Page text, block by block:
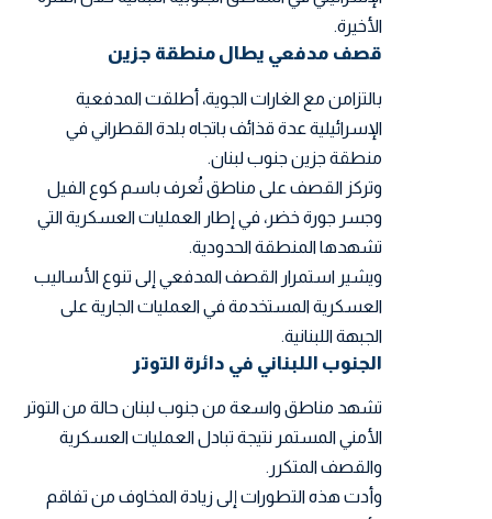
الأخيرة.
قصف مدفعي يطال منطقة جزين
بالتزامن مع الغارات الجوية، أطلقت المدفعية
الإسرائيلية عدة قذائف باتجاه بلدة القطراني في
منطقة جزين جنوب لبنان.
وتركز القصف على مناطق تُعرف باسم كوع الفيل
وجسر جورة خضر، في إطار العمليات العسكرية التي
تشهدها المنطقة الحدودية.
ويشير استمرار القصف المدفعي إلى تنوع الأساليب
العسكرية المستخدمة في العمليات الجارية على
الجبهة اللبنانية.
الجنوب اللبناني في دائرة التوتر
تشهد مناطق واسعة من جنوب لبنان حالة من التوتر
الأمني المستمر نتيجة تبادل العمليات العسكرية
والقصف المتكرر.
وأدت هذه التطورات إلى زيادة المخاوف من تفاقم